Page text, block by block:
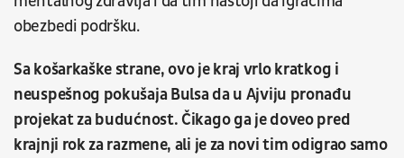
obezbedi podršku.
Sa košarkaške strane, ovo je kraj vrlo kratkog i
neuspešnog pokušaja Bulsa da u Ajviju pronađu
projekat za budućnost. Čikago ga je doveo pred
krajnji rok za razmene, ali je za novi tim odigrao samo